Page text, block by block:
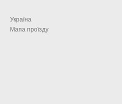
Україна
Мапа проїзду